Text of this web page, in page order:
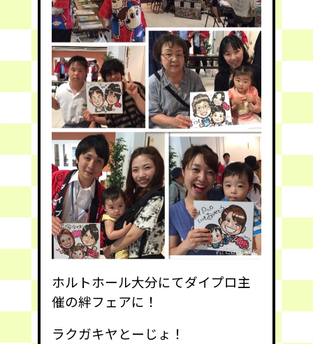
ホルトホール大分にてダイプロ主
催の絆フェアに！
ラクガキヤとーじょ！